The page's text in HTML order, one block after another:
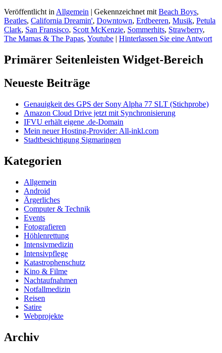
Veröffentlicht in Allgemein | Gekennzeichnet mit Beach Boys,
Beatles, California Dreamin', Downtown, Erdbeeren, Musik, Petula
Clark, San Fransisco, Scott McKenzie, Sommerhits, Strawberry,
The Mamas & The Papas, Youtube | Hinterlassen Sie eine Antwort
Primärer Seitenleisten Widget-Bereich
Neueste Beiträge
Genauigkeit des GPS der Sony Alpha 77 SLT (Stichprobe)
Amazon Cloud Drive jetzt mit Synchronisierung
IFVU erhält eigene .de-Domain
Mein neuer Hosting-Provider: All-inkl.com
Stadtbesichtigung Sigmaringen
Kategorien
Allgemein
Android
Ärgerliches
Computer & Technik
Events
Fotografieren
Höhlenrettung
Intensivmedizin
Intensivpflege
Katastrophenschutz
Kino & Filme
Nachtaufnahmen
Notfallmedizin
Reisen
Satire
Webprojekte
Archiv